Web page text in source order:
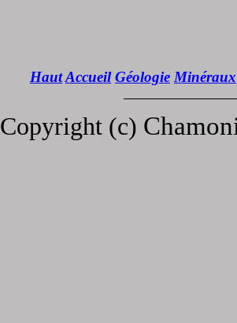
HautAccueil Géologie Minéraux
Copyright (c)